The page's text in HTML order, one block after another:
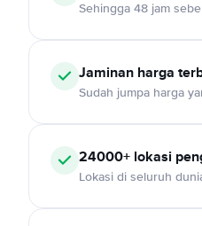
Sehingga 48 jam
Jaminan harga
Sudah jumpa harga
24000+ lokasi
Lokasi di seluruh